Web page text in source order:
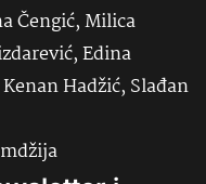
Čengić, Milica
Edina
Hadžić, Slađan